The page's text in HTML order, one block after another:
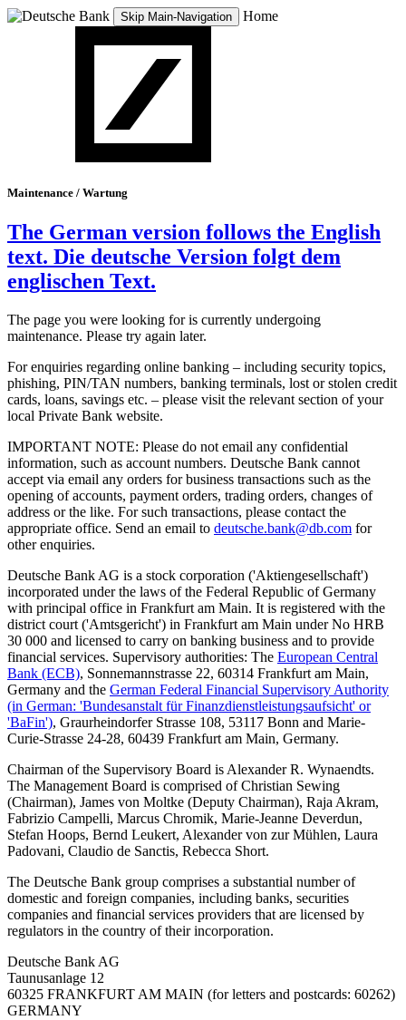
Skip Main-Navigation Home
Maintenance / Wartung
The German version follows the English
text. Die deutsche Version folgt dem
englischen Text.
The page you were looking for is currently undergoing
maintenance. Please try again later.
For enquiries regarding online banking – including security topics,
phishing, PIN/TAN numbers, banking terminals, lost or stolen credit
cards, loans, savings etc. – please visit the relevant section of your
local Private Bank website.
IMPORTANT NOTE: Please do not email any confidential
information, such as account numbers. Deutsche Bank cannot
accept via email any orders for business transactions such as the
opening of accounts, payment orders, trading orders, changes of
address or the like. For such transactions, please contact the
appropriate office. Send an email to deutsche.bank@db.com for
other enquiries.
Deutsche Bank AG is a stock corporation ('Aktiengesellschaft')
incorporated under the laws of the Federal Republic of Germany
with principal office in Frankfurt am Main. It is registered with the
district court ('Amtsgericht') in Frankfurt am Main under No HRB
30 000 and licensed to carry on banking business and to provide
financial services. Supervisory authorities: The European Central
Bank (ECB), Sonnemannstrasse 22, 60314 Frankfurt am Main,
Germany and the German Federal Financial Supervisory Authority
(in German: 'Bundesanstalt für Finanzdienstleistungsaufsicht' or
'BaFin'), Graurheindorfer Strasse 108, 53117 Bonn and Marie-
Curie-Strasse 24-28, 60439 Frankfurt am Main, Germany.
Chairman of the Supervisory Board is Alexander R. Wynaendts.
The Management Board is comprised of Christian Sewing
(Chairman), James von Moltke (Deputy Chairman), Raja Akram,
Fabrizio Campelli, Marcus Chromik, Marie-Jeanne Deverdun,
Stefan Hoops, Bernd Leukert, Alexander von zur Mühlen, Laura
Padovani, Claudio de Sanctis, Rebecca Short.
The Deutsche Bank group comprises a substantial number of
domestic and foreign companies, including banks, securities
companies and financial services providers that are licensed by
regulators in the country of their incorporation.
Deutsche Bank AG
Taunusanlage 12
60325 FRANKFURT AM MAIN (for letters and postcards: 60262)
GERMANY